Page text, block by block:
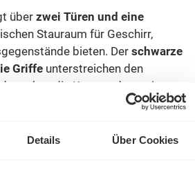
Details Über Cookies
über zwei Türen und eine
Stauraum für Geschirr,
bieten. Der schwarze
Griffe unterstreichen den
machen die Kommode zu einem
für Wohnzimmer, Esszimmer oder
115 cm - Breite: 100 cm -